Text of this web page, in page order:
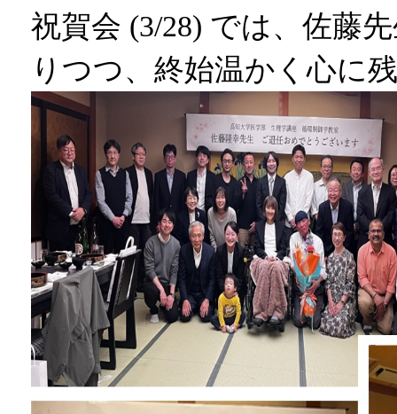
祝賀会 (3/28) では、佐藤
りつつ、終始温かく心に